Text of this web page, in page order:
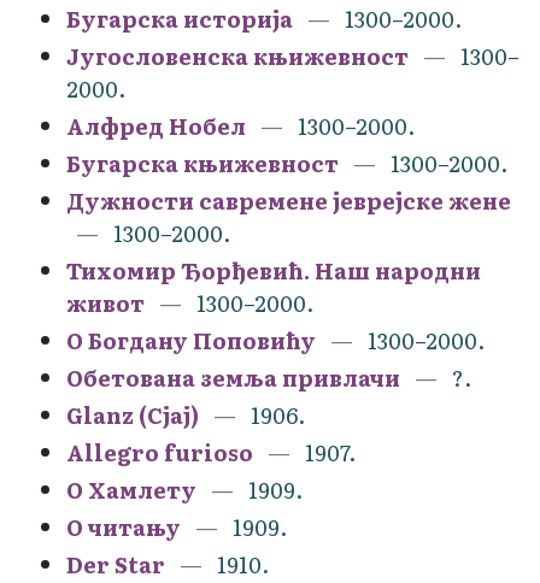
Бугарска историја
1300–2000.
Југословенска књижевност
1300–
2000.
Алфред Нобел
1300–2000.
Бугарска књижевност
1300–2000.
Дужности савремене јеврејске жене
1300–2000.
Тихомир Ђорђевић. Наш народни
живот
1300–2000.
О Богдану Поповићу
1300–2000.
Обетована земља привлачи
?.
Glanz (Сјај)
1906.
Allegro furioso
1907.
О Хамлету
1909.
О читању
1909.
Der Star
1910.